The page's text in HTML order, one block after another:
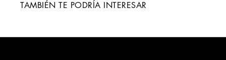
TAMBIÉN TE PODRÍA INTERESAR